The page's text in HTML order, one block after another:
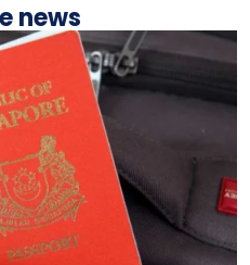
news